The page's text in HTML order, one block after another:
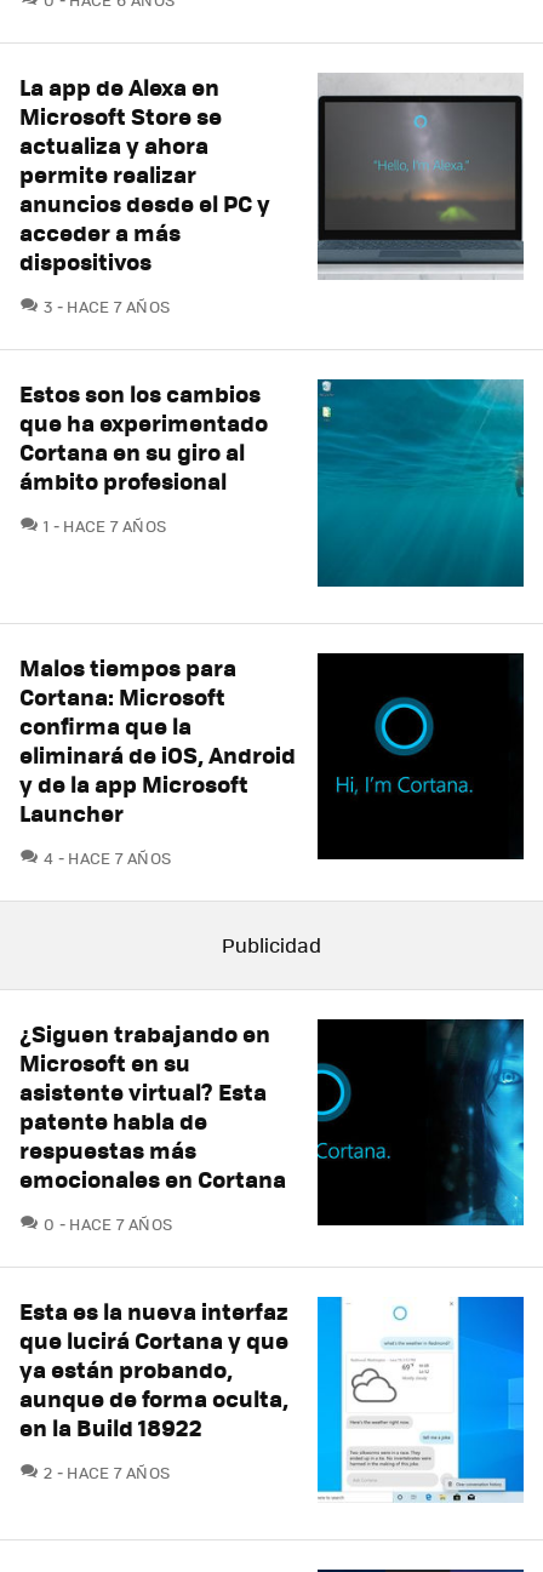
La app de Alexa en
Microsoft Store se
actualiza y ahora
permite realizar
anuncios desde el PC y
acceder a más
dispositivos
3 COMENTARIOS
HACE 7 AÑOS
Estos son los cambios
que ha experimentado
Cortana en su giro al
ámbito profesional
1 COMENTARIOS
HACE 7 AÑOS
Malos tiempos para
Cortana: Microsoft
confirma que la
eliminará de iOS, Android
y de la app Microsoft
Launcher
4 COMENTARIOS
HACE 7 AÑOS
¿Siguen trabajando en
Microsoft en su
asistente virtual? Esta
patente habla de
respuestas más
emocionales en Cortana
0 COMENTARIOS
HACE 7 AÑOS
Esta es la nueva interfaz
que lucirá Cortana y que
ya están probando,
aunque de forma oculta,
en la Build 18922
2 COMENTARIOS
HACE 7 AÑOS